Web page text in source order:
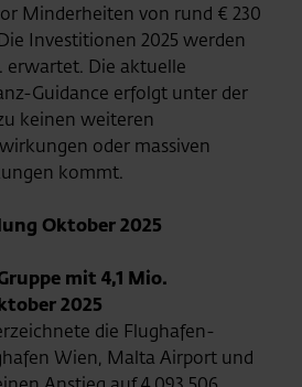
Minderheiten von rund € 230
Investitionen 2025 werden
erwartet. Die aktuelle
Guidance erfolgt unter der
keinen weiteren
oder massiven
kommt.
Oktober 2025
mit 4,1 Mio.
2025
die Flughafen-
Wien, Malta Airport und